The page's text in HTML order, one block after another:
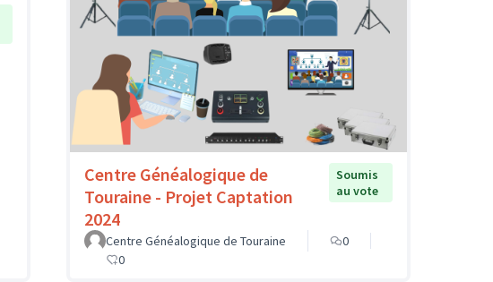
Centre Généalogique de
Touraine - Projet Captation
2024
Soumis
au vote
Centre Généalogique de Touraine
0
0